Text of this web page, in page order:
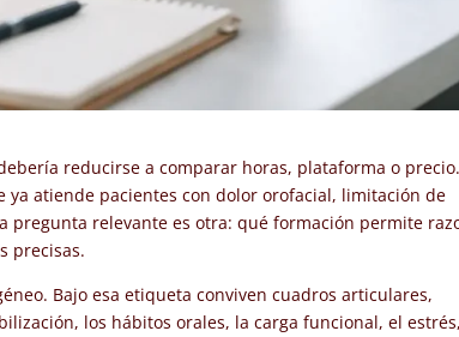
reducirse a comparar horas, plataforma o precio.
atiende pacientes con dolor orofacial, limitación de
relevante es otra: qué formación permite
precisas.
Bajo esa etiqueta conviven cuadros articulares,
los hábitos orales, la carga funcional, el